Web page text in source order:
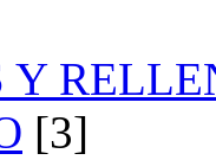
Y
[3]